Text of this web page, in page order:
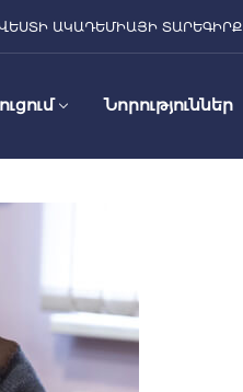
ԱԿԱԴԵՄԻԱՅԻ ՏԱՐԵԳԻՐՔ
Նորություններ